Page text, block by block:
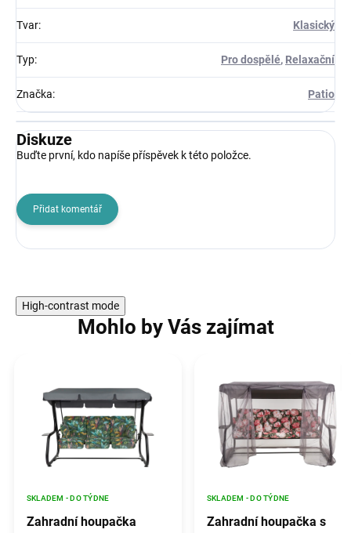
Tvar: Klasický
Typ: Pro dospělé, Relaxační
Značka: Patio
Diskuze
Buďte první, kdo napíše příspěvek k této položce.
Přidat komentář
High-contrast mode
Mohlo by Vás zajímat
Zahradní houpačka
SKLADEM - DO TÝDNE
Zahradní houpačka s
SKLADEM - DO TÝDNE